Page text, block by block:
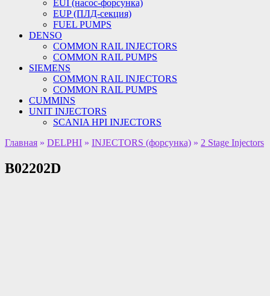
EUI (насос-форсунка)
EUP (ПЛД-секция)
FUEL PUMPS
DENSO
COMMON RAIL INJECTORS
COMMON RAIL PUMPS
SIEMENS
COMMON RAIL INJECTORS
COMMON RAIL PUMPS
CUMMINS
UNIT INJECTORS
SCANIA HPI INJECTORS
Главная » DELPHI » INJECTORS (форсунка) » 2 Stage Injectors
B02202D